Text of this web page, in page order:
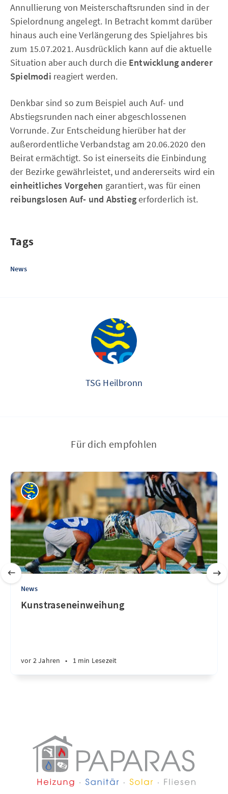
Annullierung von Meisterschaftsrunden sind in der
Spielordnung angelegt. In Betracht kommt darüber
hinaus auch eine Verlängerung des Spieljahres bis
zum 15.07.2021. Ausdrücklich kann auf die aktuelle
Situation aber auch durch die Entwicklung anderer
Spielmodi reagiert werden.
Denkbar sind so zum Beispiel auch Auf- und
Abstiegsrunden nach einer abgeschlossenen
Vorrunde. Zur Entscheidung hierüber hat der
außerordentliche Verbandstag am 20.06.2020 den
Beirat ermächtigt. So ist einerseits die Einbindung
der Bezirke gewährleistet, und andererseits wird ein
einheitliches Vorgehen garantiert, was für einen
reibungslosen Auf- und Abstiegerforderlich ist.
Tags
News
TSG Heilbronn
Für dich empfohlen
News
Kunstraseneinweihung
vor 2 Jahren • 1 min Lesezeit